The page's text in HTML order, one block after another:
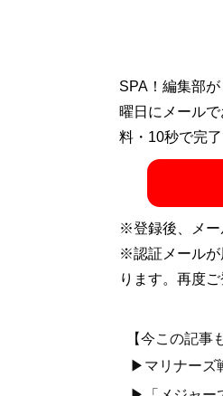
SPA！編集部
曜日にメール
料・10秒で完了
※登録後、メー
※認証メールが
ります。再度ご
【今この記事
▶マリナーズ